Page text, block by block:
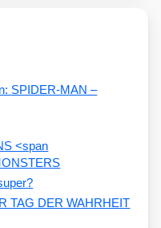
SPIDER-MAN –
<span
TAG DER WAHRHEIT